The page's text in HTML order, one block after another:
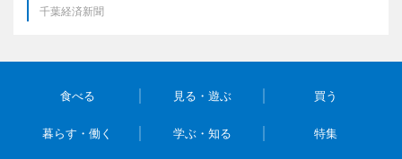
千葉経済新聞
食べる 見る・遊ぶ 買う
暮らす・働く 学ぶ・知る 特集